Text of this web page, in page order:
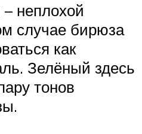
неплохой
случае бирюза
как
Зелёный здесь
тонов